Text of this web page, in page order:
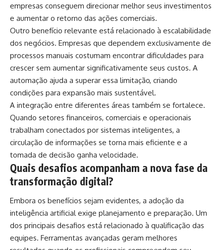
empresas conseguem direcionar melhor seus investimentos
e aumentar o retorno das ações comerciais.
Outro benefício relevante está relacionado à escalabilidade
dos negócios. Empresas que dependem exclusivamente de
processos manuais costumam encontrar dificuldades para
crescer sem aumentar significativamente seus custos. A
automação ajuda a superar essa limitação, criando
condições para expansão mais sustentável.
A integração entre diferentes áreas também se fortalece.
Quando setores financeiros, comerciais e operacionais
trabalham conectados por sistemas inteligentes, a
circulação de informações se torna mais eficiente e a
tomada de decisão ganha velocidade.
Quais desafios acompanham a nova fase da
transformação digital?
Embora os benefícios sejam evidentes, a adoção da
inteligência artificial exige planejamento e preparação. Um
dos principais desafios está relacionado à qualificação das
equipes. Ferramentas avançadas geram melhores